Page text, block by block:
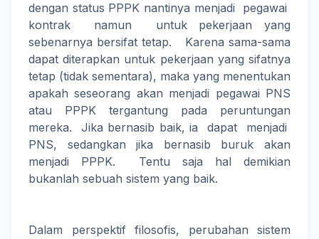
dengan status PPPK nantinya menjadi pegawai
kontrak namun untuk pekerjaan yang
sebenarnya bersifat tetap. Karena sama-sama
dapat diterapkan untuk pekerjaan yang sifatnya
tetap (tidak sementara), maka yang menentukan
apakah seseorang akan menjadi pegawai PNS
atau PPPK tergantung pada peruntungan
mereka. Jika bernasib baik, ia dapat menjadi
PNS, sedangkan jika bernasib buruk akan
menjadi PPPK. Tentu saja hal demikian
bukanlah sebuah sistem yang baik.
Dalam perspektif filosofis, perubahan sistem